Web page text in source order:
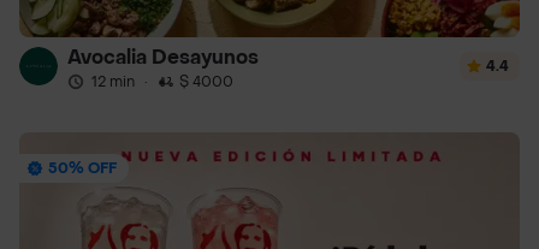
Avocalia Desayunos
12 min · $ 4000
4.4
50% OFF